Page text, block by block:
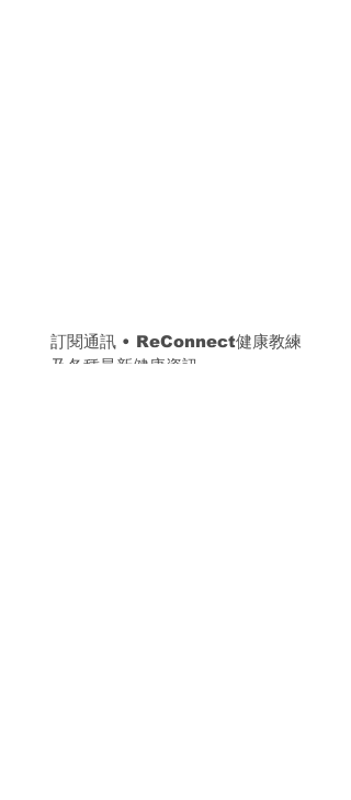
訂閱通訊 • ReConnect健康教練
及各種最新健康資訊